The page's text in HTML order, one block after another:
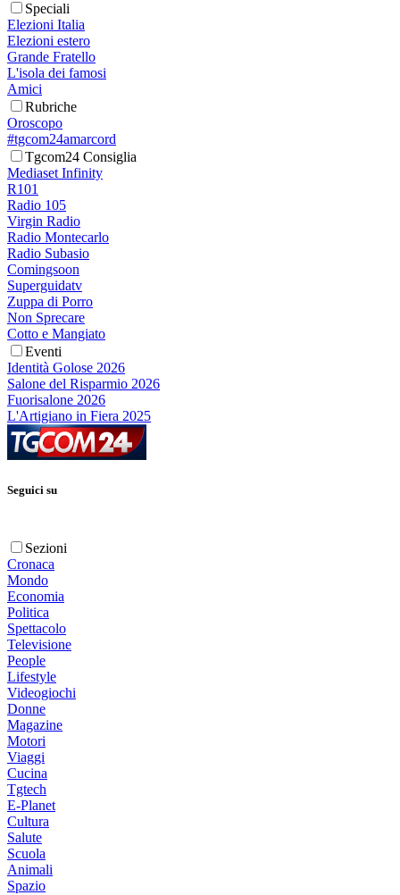
Speciali
Elezioni Italia
Elezioni estero
Grande Fratello
L'isola dei famosi
Amici
Rubriche
Oroscopo
#tgcom24amarcord
Tgcom24 Consiglia
Mediaset Infinity
R101
Radio 105
Virgin Radio
Radio Montecarlo
Radio Subasio
Comingsoon
Superguidatv
Zuppa di Porro
Non Sprecare
Cotto e Mangiato
Eventi
Identità Golose 2026
Salone del Risparmio 2026
Fuorisalone 2026
L'Artigiano in Fiera 2025
Seguici su
Sezioni
Cronaca
Mondo
Economia
Politica
Spettacolo
Televisione
People
Lifestyle
Videogiochi
Donne
Magazine
Motori
Viaggi
Cucina
Tgtech
E-Planet
Cultura
Salute
Scuola
Animali
Spazio